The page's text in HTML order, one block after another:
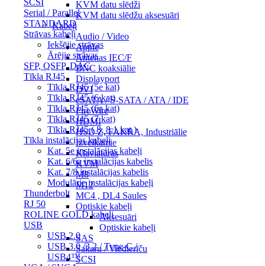
SCSI
Serial / Parallel
STANDARD
Strāvas kabeļi
Iekšējie strāvas
Ārējie strāvas
SFP, QSFP, DAC
Tīkla RJ45
Tīkla RJ45 (5e kat)
Tīkla RJ45 (6 kat)
Tīkla RJ45 (6a kat)
Tīkla RJ45 (7 kat)
Tīkla RJ45 ( 8, 8.1 kat.)
Tīkla instalācijas kabeļi
Kat. 5e instalācijas kabeļi
Kat. 6/6a instalācijas kabelis
Kat. 7/8 instalācijas kabelis
Modulārie instalācijas kabeļi
Thunderbolt
RJ 50
ROLINE GOLD kabeļi
USB
USB 2.0
USB 3.0 /3.2 / Type-C /
USB4™
KVM datu slēdži
KVM datu slēdžu aksesuāri
Kabeļi
Audio / Video
Apple
Antenas IEC/F
BNC koaksiālie
Displayport
DVI
eSATA / S-SATA / ATA / IDE
FireWire
HDMI
HSD Z, FAKRA, Industriālie
Izvelkamie
Klaviatūras
KVM
M8
M12
MC4 , DL4 Saules
Optiskie kabeļi
Aksesuāri
Optiskie kabeļi
SAS
Sakaru / Viedierīču
SCSI